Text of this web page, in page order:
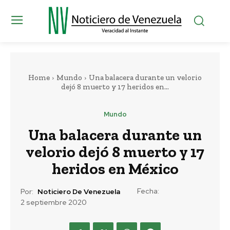
Home Mundo
Una balacera durante un velorio
dejó 8 muerto y 17 heridos en...
Mundo
Una balacera durante un
velorio dejó 8 muerto y 17
heridos en México
Por: Noticiero De Venezuela
Fecha:
2 septiembre 2020